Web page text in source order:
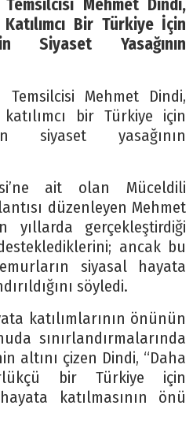
Mehmet Dindi,
Bir Türkiye İçin
Siyaset Yasağının
Mehmet Dindi,
bir Türkiye için
siyaset yasağının
ait olan Müceldili
düzenleyen Mehmet
yıllarda gerçekleştirdiği
ancak bu
siyasal hayata
söyledi.
katılımlarının önünün
sınırlandırmalarında
altını çizen Dindi, “Daha
bir Türkiye için
katılmasının önü